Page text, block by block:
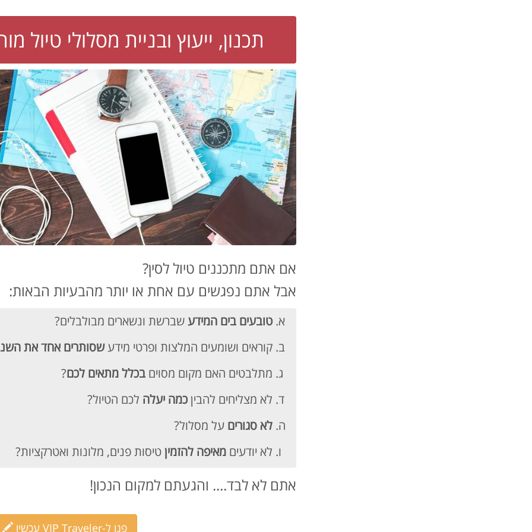
תכנון, ייעוץ ובניית מסלולי טיול
אם אתם מתכננים טיול לסין?
אבל אתם נפגשים עם אחת או יותר מהבעיות הבאות:
טובעים בים המידעשברשת ונשארים מבולבלים?
קוראים ושומעים המלצות ופרטי מידעשסותרים אחד את
מתלבטים האם מקום מסוים בכלל מתאים לכם?
לא מצליחים להבין כמה יעלה לכם הטיול?
לא סגורים על מסלול?
לא יודעים מאיפה להזמיןטיסות פנים, מלונות ואטרקציות?
אתם לא לבד.... והגעתם למקום הנכון!
פנו ל-VIP Traveler עכשיו